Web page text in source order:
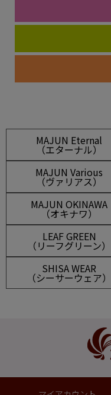
MAJUN Eternal
（エターナル）
MAJUN Various
（ヴァリアス）
MAJUN OKINAWA
（オキナワ）
LEAF GREEN
（リーフグリーン）
SHISA WEAR
（シーサーウェア）